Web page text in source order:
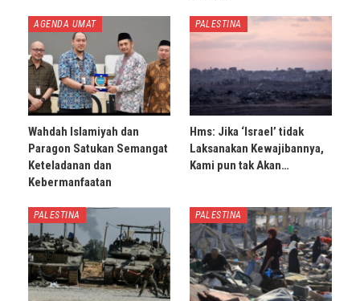
AGENDA UMAT
Wahdah Islamiyah dan
Paragon Satukan Semangat
Keteladanan dan
Kebermanfaatan
PALESTINA
Hms: Jika ‘Israel’ tidak
Laksanakan Kewajibannya,
Kami pun tak Akan…
PALESTINA PALESTINA